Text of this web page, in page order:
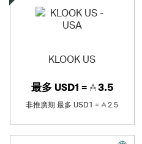
KLOOK US
最多 USD1 = 3.5
非推廣期 最多 USD1 = 2.5